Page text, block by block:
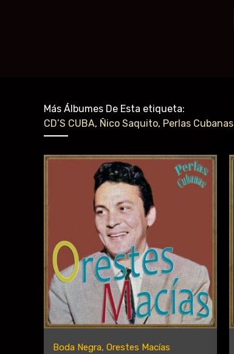
Más Álbumes De Esta etiqueta:
CD’S CUBA, Ñico Saquito, Perlas Cubanas
Boda Negra, Orestes Macías